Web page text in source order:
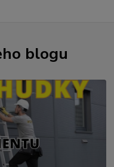
blogu